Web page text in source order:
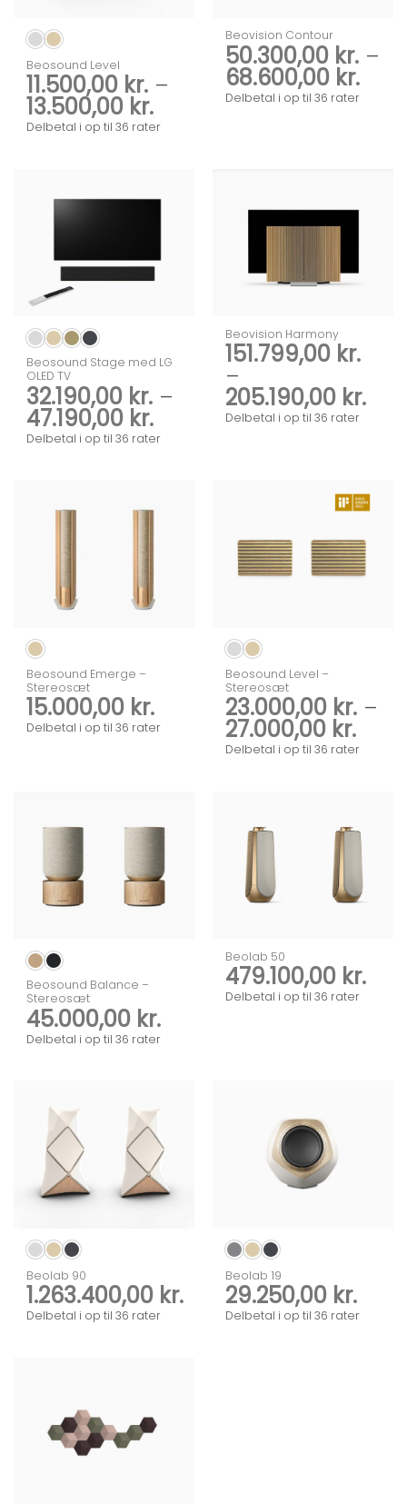
Beosound Level
11.500,00 kr. –
13.500,00 kr.Prisinterval:
11.500,00 kr.
Delbetal i op til 36 rater
Beovision Contour
50.300,00 kr. –
68.600,00 kr.
Delbetal i op til 36 rater
Beosound Stage med LG
OLED TV
32.190,00 kr. –
47.190,00 kr.Prisinterval:
32.190,00 kr.
Delbetal i op til 36 rater
Beovision Harmony
151.799,00 kr.
–
205.190,00 kr.
Delbetal i op til 36 rater
Beosound Emerge –
Stereosæt
15.000,00 kr.
Delbetal i op til 36 rater
Beosound Level –
Stereosæt
23.000,00 kr. –
27.000,00 kr.
Delbetal i op til 36 rater
Beosound Balance –
Stereosæt
45.000,00 kr.
Delbetal i op til 36 rater
Beolab 50
479.100,00 kr.
Delbetal i op til 36 rater
Beolab 90
1.263.400,00 kr.
Delbetal i op til 36 rater
Beolab 19
29.250,00 kr.
Delbetal i op til 36 rater